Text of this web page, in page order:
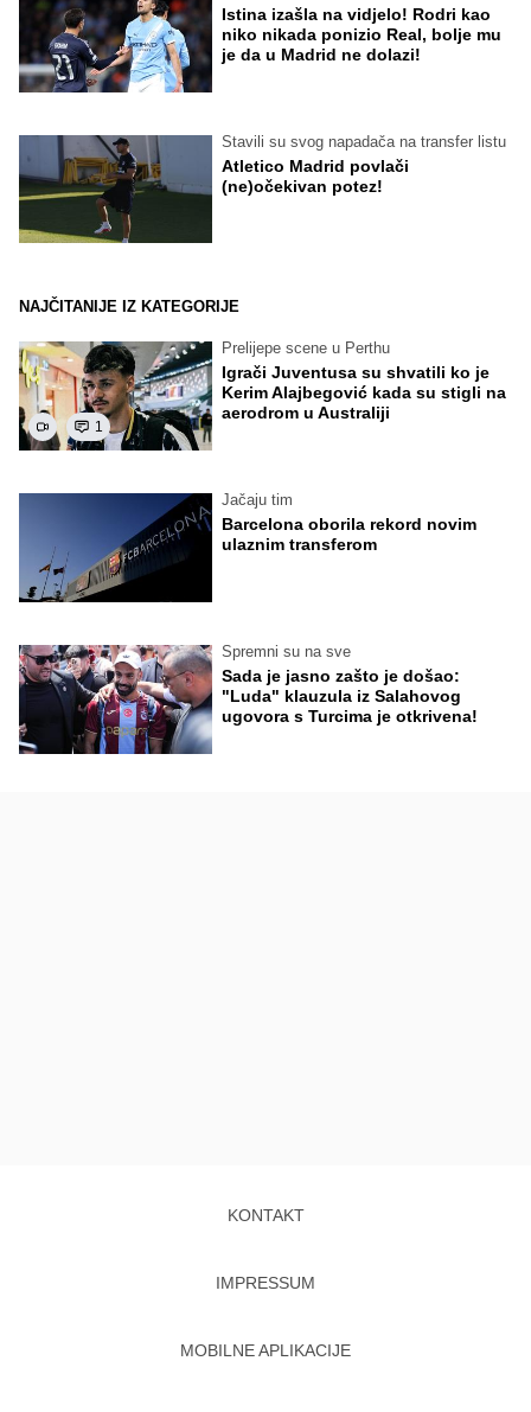
Istina izašla na vidjelo! Rodri kao
niko nikada ponizio Real, bolje mu
je da u Madrid ne dolazi!
Stavili su svog napadača na transfer listu
Atletico Madrid povlači
(ne)očekivan potez!
NAJČITANIJE IZ KATEGORIJE
1
Prelijepe scene u Perthu
Igrači Juventusa su shvatili ko je
Kerim Alajbegović kada su stigli na
aerodrom u Australiji
Jačaju tim
Barcelona oborila rekord novim
ulaznim transferom
Spremni su na sve
Sada je jasno zašto je došao:
"Luda" klauzula iz Salahovog
ugovora s Turcima je otkrivena!
KONTAKT
IMPRESSUM
MOBILNE APLIKACIJE